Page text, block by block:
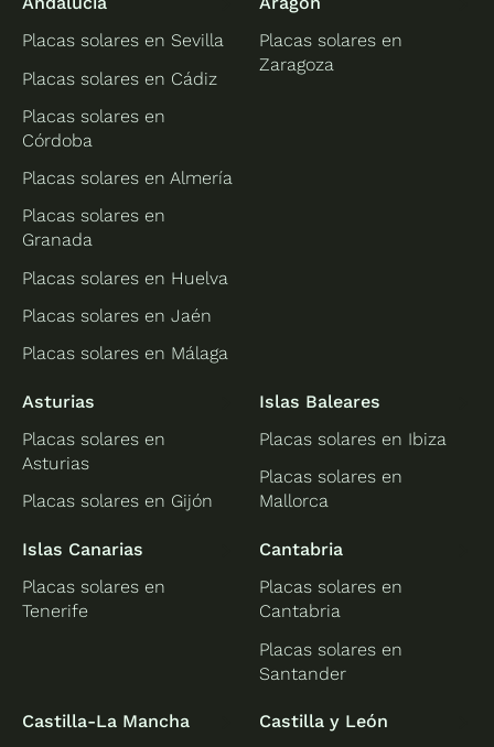
Placas solares en Sevilla
Placas solares en Cádiz
Placas solares en
Córdoba
Placas solares en Almería
Placas solares en
Granada
Placas solares en Huelva
Placas solares en Jaén
Placas solares en Málaga
Placas solares en
Zaragoza
Asturias
Placas solares en
Asturias
Placas solares en Gijón
Islas Baleares
Placas solares en Ibiza
Placas solares en
Mallorca
Islas Canarias
Placas solares en
Tenerife
Cantabria
Placas solares en
Cantabria
Placas solares en
Santander
Castilla-La Mancha
Castilla y León